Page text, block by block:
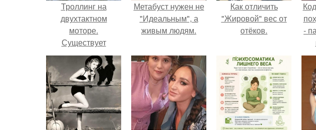
Троллинг на
двухтактном
моторе.
Существует
мнение, что для
троллинга (ловли
на дорожку) очень
плохо использовать
2-тактные
лодочные моторы.
Метабуст нужен не
"Идеальным", а
живым людям.
Как отличить
"Жировой" вес от
отёков.
-